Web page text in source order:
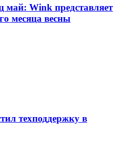
май: Wink представляет
месяца весны
техподдержку в